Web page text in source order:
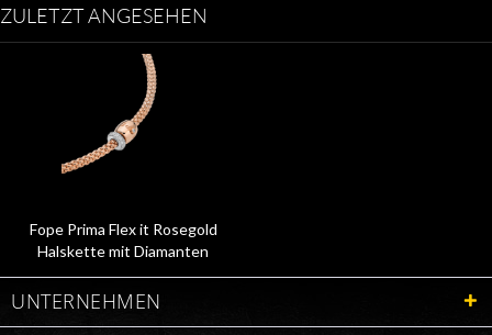
ZULETZT ANGESEHEN
Fope Prima Flex it Rosegold
Halskette mit Diamanten
07F08CX_PB_R_BRX
UNTERNEHMEN